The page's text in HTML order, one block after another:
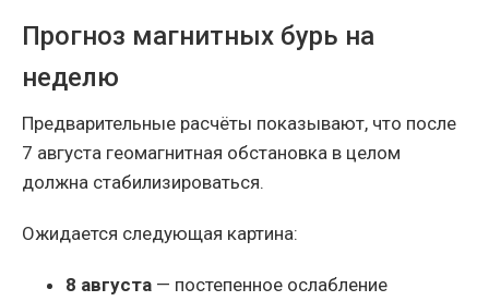
Прогноз магнитных бурь на
неделю
Предварительные расчёты показывают, что после
7 августа геомагнитная обстановка в целом
должна стабилизироваться.
Ожидается следующая картина:
8 августа — постепенное ослабление